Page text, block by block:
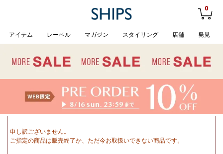
0
アイテム レーベル マガジン スタイリング 店舗 発見
申し訳ございません。
ご指定の商品は販売終了か、ただ今お取扱いできない商品です。